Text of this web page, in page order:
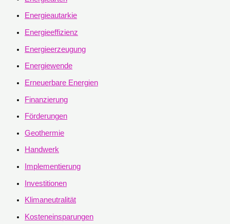
Energieautarkie
Energieeffizienz
Energieerzeugung
Energiewende
Erneuerbare Energien
Finanzierung
Förderungen
Geothermie
Handwerk
Implementierung
Investitionen
Klimaneutralität
Kosteneinsparungen